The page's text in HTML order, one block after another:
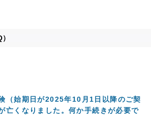
（始期日が2025年10月1日以降のご契
亡くなりました。何か手続きが必要で